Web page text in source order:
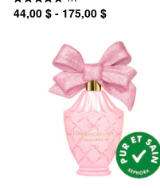
44,00 $ - 175,00 $